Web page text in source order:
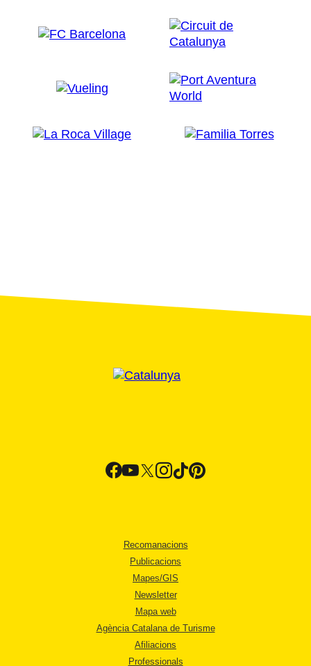
Recomanacions
Publicacions
Mapes/GIS
Newsletter
Mapa web
Agència Catalana de Turisme
Afiliacions
Professionals